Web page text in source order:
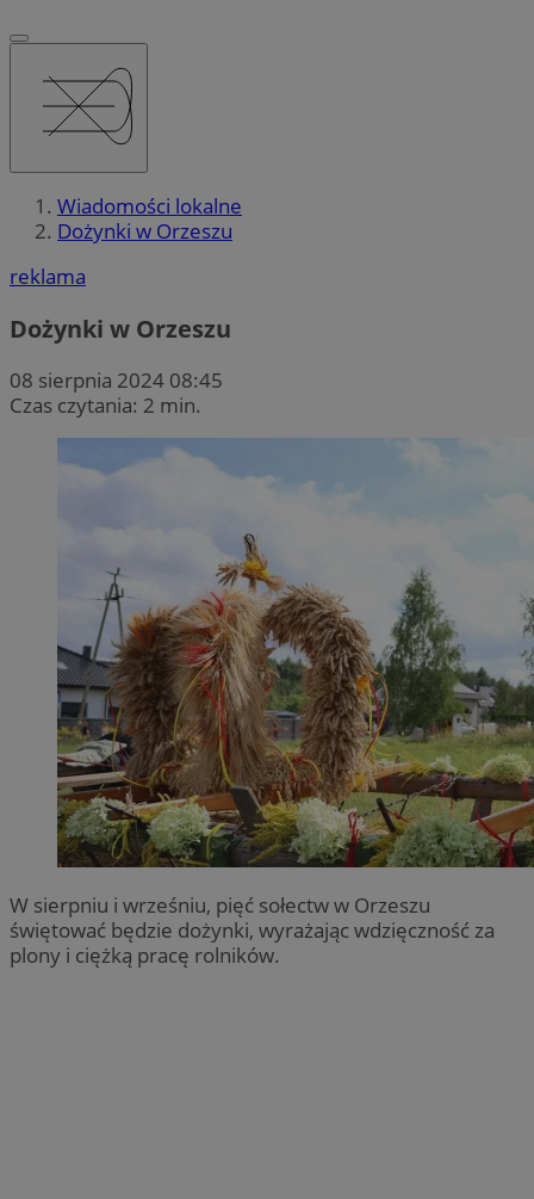
Wiadomości lokalne
Dożynki w Orzeszu
reklama
Dożynki w Orzeszu
08 sierpnia 2024 08:45
Czas czytania: 2 min.
W sierpniu i wrześniu, pięć sołectw w Orzeszu
świętować będzie dożynki, wyrażając wdzięczność za
plony i ciężką pracę rolników.